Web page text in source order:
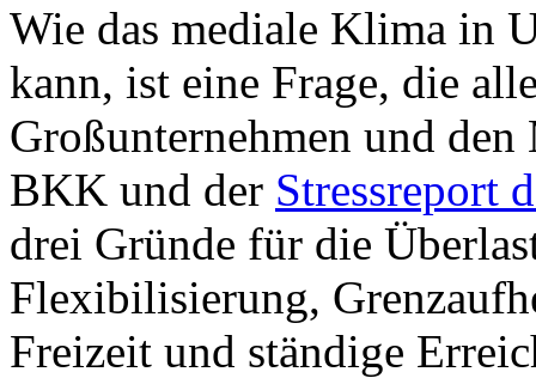
Wie das mediale Klima in
kann, ist eine Frage, die
Großunternehmen und
BKK und der Stressreport
drei Gründe für die
Flexibilisierung,
Freizeit und ständige